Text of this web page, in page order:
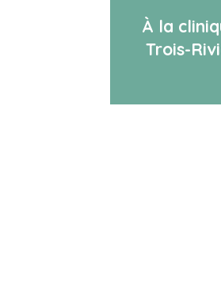
À la
Trois-